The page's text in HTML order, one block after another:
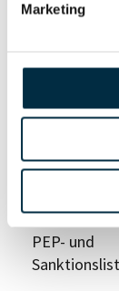
Marketing
PEP- und